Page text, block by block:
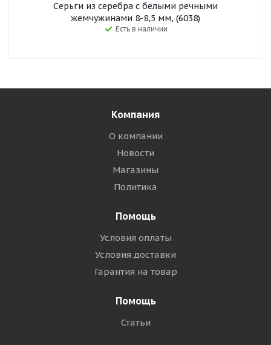
Серьги из серебра с белыми речными
жемчужинами 8-8,5 мм, (6038)
Есть в наличии
Компания
О компании
Новости
Магазины
Политика
Помощь
Условия оплаты
Условия доставки
Гарантия на товар
Помощь
Статьи